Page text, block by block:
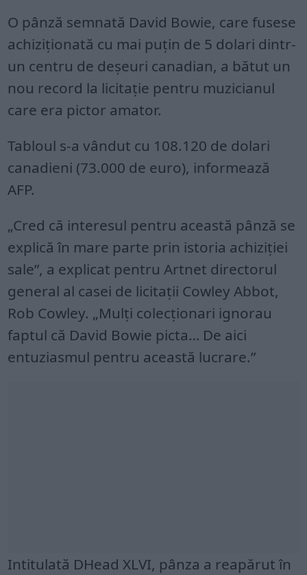
O pânză semnată David Bowie, care fusese
achiziționată cu mai puțin de 5 dolari dintr-
un centru de deșeuri canadian, a bătut un
nou record la licitație pentru muzicianul
care era pictor amator.
Tabloul s-a vândut cu 108.120 de dolari
canadieni (73.000 de euro), informează
AFP.
„Cred că interesul pentru această pânză se
explică în mare parte prin istoria achiziției
sale”, a explicat pentru Artnet directorul
general al casei de licitații Cowley Abbot,
Rob Cowley. „Mulți colecționari ignorau
faptul că David Bowie picta… De aici
entuziasmul pentru această lucrare.”
Intitulată DHead XLVI, pânza a reapărut în